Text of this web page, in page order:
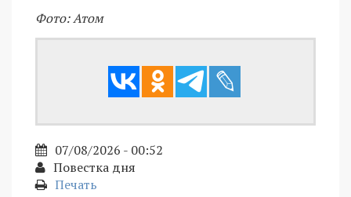
Фото: Атом
07/08/2026 - 00:52
Повестка дня
Печать